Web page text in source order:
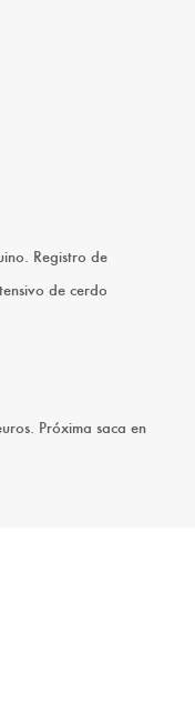
Registro de
de cerdo
Próxima saca en